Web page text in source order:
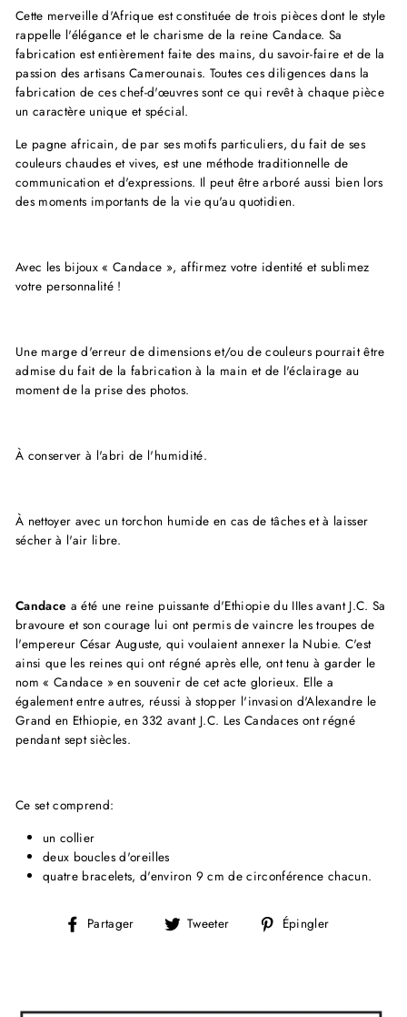
Cette merveille d'Afrique est constituée de trois pièces dont le style
rappelle l'élégance et le charisme de la reine Candace. Sa
fabrication est entièrement faite des mains, du savoir-faire et de la
passion des artisans Camerounais. Toutes ces diligences dans la
fabrication de ces chef-d'œuvres sont ce qui revêt à chaque pièce
un caractère unique et spécial.
Le pagne africain, de par ses motifs particuliers, du fait de ses
couleurs chaudes et vives, est une méthode traditionnelle de
communication et d'expressions. Il peut être arboré aussi bien lors
des moments importants de la vie qu'au quotidien.
Avec les bijoux « Candace », affirmez votre identité et sublimez
votre personnalité !
Une marge d'erreur de dimensions et/ou de couleurs pourrait être
admise du fait de la fabrication à la main et de l'éclairage au
moment de la prise des photos.
À conserver à l'abri de l'humidité.
À nettoyer avec un torchon humide en cas de tâches et à laisser
sécher à l'air libre.
Candace a été une reine puissante d'Ethiopie du IIIes avant J.C. Sa
bravoure et son courage lui ont permis de vaincre les troupes de
l'empereur César Auguste, qui voulaient annexer la Nubie. C'est
ainsi que les reines qui ont régné après elle, ont tenu à garder le
nom « Candace » en souvenir de cet acte glorieux. Elle a
également entre autres, réussi à stopper l'invasion d'Alexandre le
Grand en Ethiopie, en 332 avant J.C. Les Candaces ont régné
pendant sept siècles.
Ce set comprend:
un collier
deux boucles d'oreilles
quatre bracelets, d'environ 9 cm de circonférence chacun.
Partager
PartagerTweeter
TweeterÉpingler